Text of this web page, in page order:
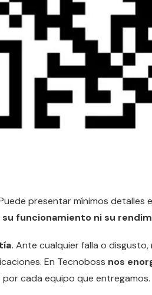
presentar mínimos
funcionamiento ni su
Ante cualquier falla o disgusto,
En Tecnoboss nos
cada equipo que entregamos.